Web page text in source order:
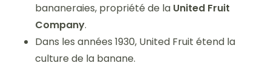
bananeraies, propriété de la United Fruit
Company.
Dans les années 1930, United Fruit étend la
culture de la banane.